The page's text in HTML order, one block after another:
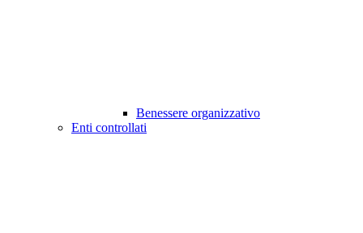
Benessere organizzativo
Enti controllati